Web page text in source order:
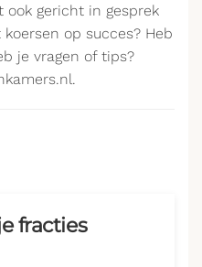
ook gericht in gesprek
op succes? Heb
je vragen of tips?
fracties